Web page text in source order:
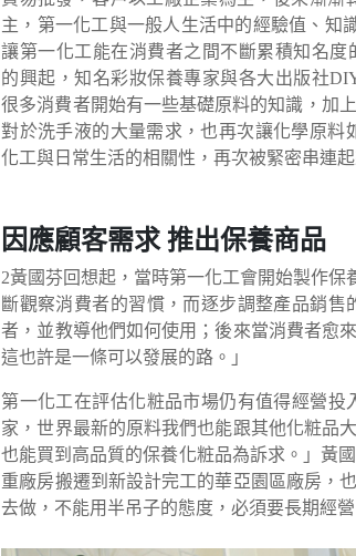
主，第一化工與一般人生活中的經驗值、知
讓第一化工能在消費者之間不斷累積知名度
的興起，知名彩妝保養專家與各大出版社
很多消費者開始有一些基礎原料的知識，加
對於洗手液的大量需求，也再次讓化學原料
化工與日常生活的相關性，再次被緊密串連起
因應顧客需求 推出保養商品
2黃國芬回想起，當時第一化工會開始製作
斷觀察消費者的習慣，而逐步調整產品銷
者，並教導他們如何使用；後來當消費者愈
這也許是一條可以發展的路。」
第一化工在評估化粧品市場仍有值得經營
家，世界最新的原料我們也能跟其他化粧品
也能買到高品質的保養化粧品為訴求。」黃
重廠房搬遷到新設計完工的華亞園區廠房，
去做，不能用半吊子的態度，必須要長期經營